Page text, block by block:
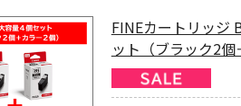
FINEカートリッジ
ット（ブラック2個